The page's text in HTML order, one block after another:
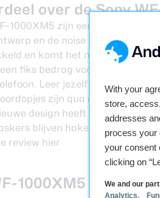
With your
store,
addresses
process your
your consent
clicking on
We and our
Analytics,
over de Sony
1000XM5 zijn een hele
en de noise cancellation
en komt het met een
fiks bedrag voor oordopjes,
Leer jezelf dus extra
zijn qua audio-
design heeft als voordeel
blijven haken, waardoor je
review hier
1000XM5 deals